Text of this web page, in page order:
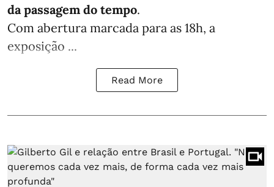
da passagem do tempo.
Com abertura marcada para as 18h, a
exposição ...
Read More